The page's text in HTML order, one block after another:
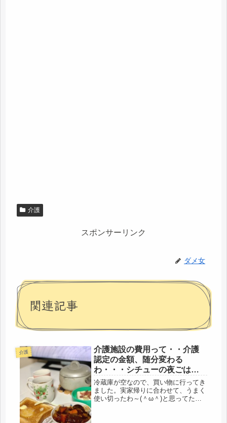
介護
スポンサーリンク
ダメ女
関連記事
介護
介護施設の費用って・・介護
認定の金額、随分変わる
わ・・・シチューの夜ごは
ん、家庭菜園のイタリアンパ
セリ
冷蔵庫が空なので、買い物に行ってき
ました。実家帰りに合わせて、うまく
使い切ったわ～(＾ω＾)と思ってたけ